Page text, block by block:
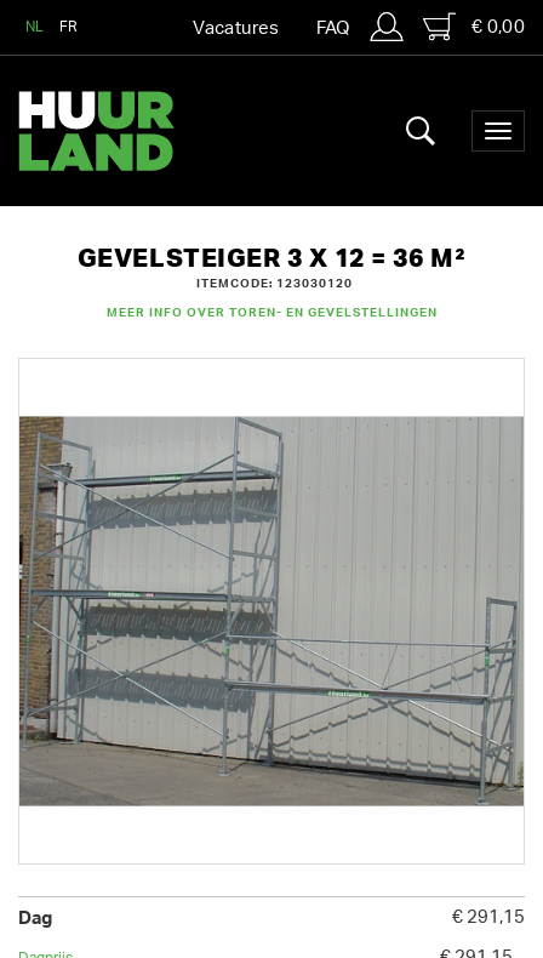
NL FR Vacatures FAQ € 0,00
GEVELSTEIGER 3 X 12 = 36 M²
ITEMCODE: 123030120
MEER INFO OVER TOREN- EN GEVELSTELLINGEN
€ 291,15